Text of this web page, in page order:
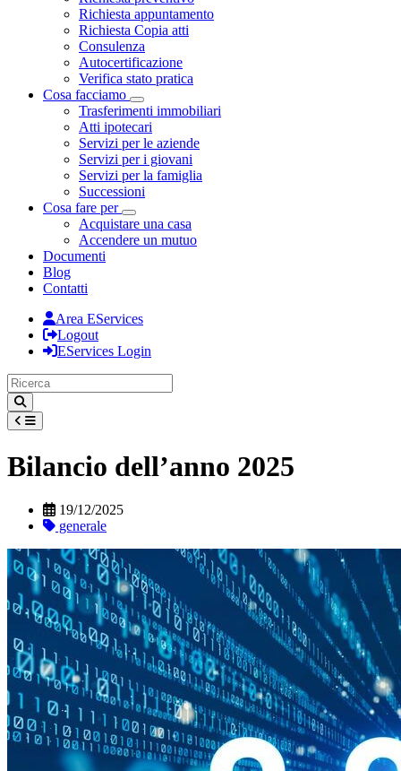
Richiesta appuntamento
Richiesta Copia atti
Consulenza
Autocertificazione
Verifica stato pratica
Cosa facciamo
Toggle Dropdown
Trasferimenti immobiliari
Atti ipotecari
Servizi per le aziende
Servizi per i giovani
Servizi per la famiglia
Successioni
Cosa fare per
Toggle Dropdown
Acquistare una casa
Accendere un mutuo
Documenti
Blog
Contatti
Area EServices
Logout
EServices Login
Bilancio dell’anno 2025
19/12/2025
generale